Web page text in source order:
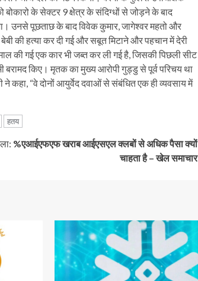
के सेक्टर 9 क्षेत्र के संदिग्धों से जोड़ने के बाद
उनसे पूछताछ के बाद विवेक कुमार, जागेश्वर महतो और
की हत्या कर दी गई और सबूत मिटाने और पहचान में देरी
की गई एक कार भी जब्त कर ली गई है, जिसकी पिछली सीट
किए। मृतक का मुख्य आरोपी गुड्डु से पूर्व परिचय था
ने कहा, “वे दोनों आयुर्वेद दवाओं से संबंधित एक ही व्यवसाय में
हतय
%एआईएफएफ खराब आईएसएल क्लबों से अधिक पैसा क्यों
चाहता है – खेल समाचार